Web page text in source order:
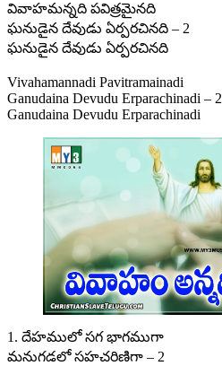
వివాహమన్నది పవిత్రమైనది
ఘనుడైన దేవుడు ఏర్పరచినది – 2
ఘనుడైన దేవుడు ఏర్పరచినది
Vivahamannadi Pavitramainadi
Ganudaina Devudu Erparachinadi – 2
Ganudaina Devudu Erparachinadi
1. దేహములో సగ భాగముగా
మనుగడలో సహచరిణిగా – 2